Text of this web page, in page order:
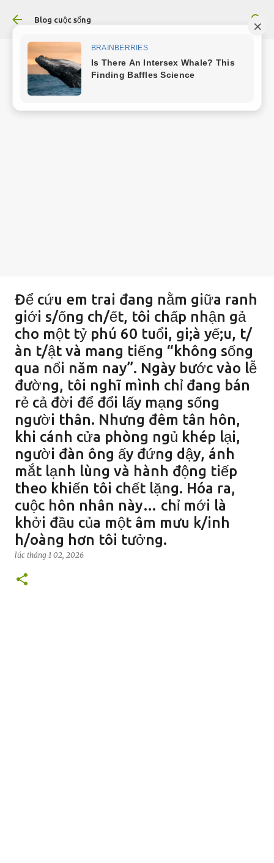
Chuyển đến nội dung chính
Blog cuộc sống
Để cứu em trai đang nằm giữa ranh
giới s/ống ch/ết, tôi chấp nhận gả
cho một tỷ phú 60 tuổi, gi;à yế;u, t/
àn t/ật và mang tiếng “không sống
qua nổi năm nay”. Ngày bước vào lễ
đường, tôi nghĩ mình chỉ đang bán
rẻ cả đời để đổi lấy mạng sống
người thân. Nhưng đêm tân hôn,
khi cánh cửa phòng ngủ khép lại,
người đàn ông ấy đứng dậy, ánh
mắt lạnh lùng và hành động tiếp
theo khiến tôi chết lặng. Hóa ra,
cuộc hôn nhân này… chỉ mới là
khởi đầu của một âm mưu k/inh
h/oàng hơn tôi tưởng.
lúc tháng 1 02, 2026